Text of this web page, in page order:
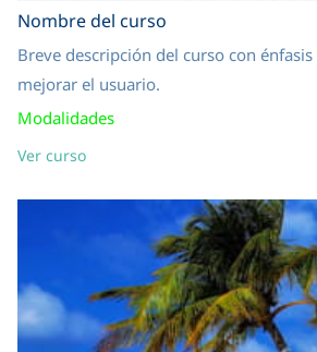
Nombre del curso
Breve descripción del curso con
mejorar el usuario.
Modalidades
Ver curso